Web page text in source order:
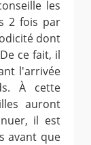
les
2 fois par
dont
ce fait, il
l'arrivée
À cette
auront
il est
avant que